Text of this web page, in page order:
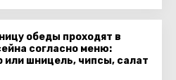
обеды проходят в
согласно меню:
или шницель, чипсы, салат